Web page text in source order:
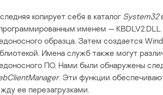
копирует себя в каталог System32
именем — KBDLV2.DLL
образца. Затем создается
Имена служб также могут
ПО. Нами были обнаружены
. Эти функции
ее перезагрузками.